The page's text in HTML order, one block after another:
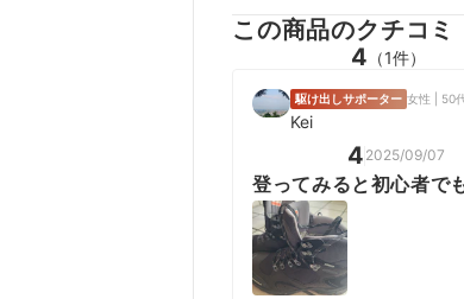
この商品のクチコミ
4 （1件）
駆け出しサポーター 女性 | 50
Kei
4 2025/09/07
登ってみると初心者で
い